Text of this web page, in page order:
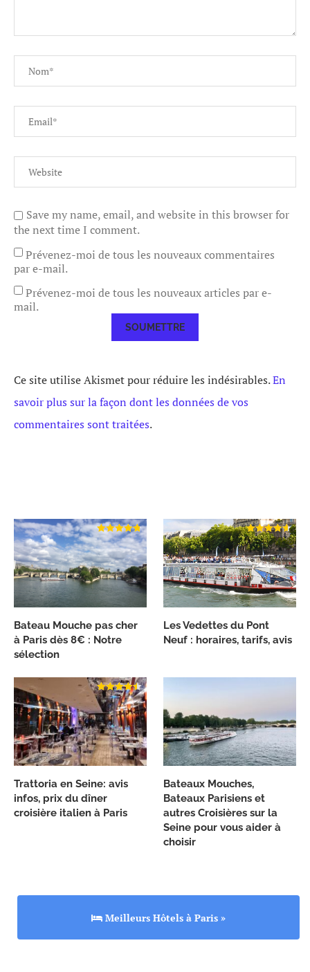
Save my name, email, and website in this browser for
the next time I comment.
Prévenez-moi de tous les nouveaux commentaires
par e-mail.
Prévenez-moi de tous les nouveaux articles par e-
mail.
Ce site utilise Akismet pour réduire les indésirables.En
savoir plus sur la façon dont les données de vos
commentaires sont traitées.
Bateau Mouche pas cher
à Paris dès 8€ : Notre
sélection
Les Vedettes du Pont
Neuf : horaires, tarifs, avis
Trattoria en Seine: avis
infos, prix du dîner
croisière italien à Paris
Bateaux Mouches,
Bateaux Parisiens et
autres Croisières sur la
Seine pour vous aider à
choisir
Meilleurs Hôtels à Paris »